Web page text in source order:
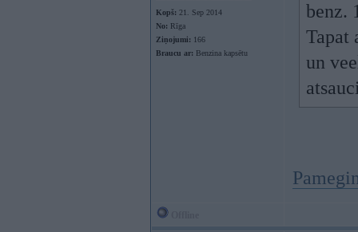
Kopš: 21. Sep 2014
No: Rīga
Ziņojumi: 166
Braucu ar: Benzina kapsētu
benz.
Tapat
un